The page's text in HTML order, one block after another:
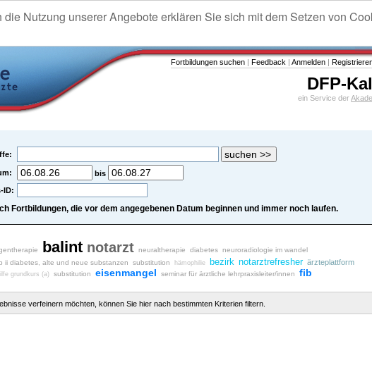
Nutzung unserer Angebote erklären Sie sich mit dem Setzen von
Fortbildungen suchen | Feedback | Anmelden |
DFP-
ein Service der
bis
ID:
Fortbildungen, die vor dem angegebenen Datum beginnen und immer noch laufen.
balint notarzt neuraltherapie diabetes neuroradiologie im wandel
ii diabetes, alte und neue substanzen
substitution hämophilie bezirk notarztrefresher ärzteplattform
grundkurs (a) substitution eisenmangel seminar für ärztliche lehrpraxisleiter/innen fib
verfeinern möchten, können Sie hier nach bestimmten Kriterien filtern.